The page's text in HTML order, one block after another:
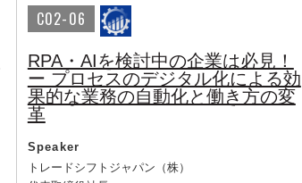
C02-06
RPA・AIを検討中の企業は必見！
ー プロセスのデジタル化による効
果的な業務の自動化と働き方の変
革
Speaker
トレードシフトジャパン（株）